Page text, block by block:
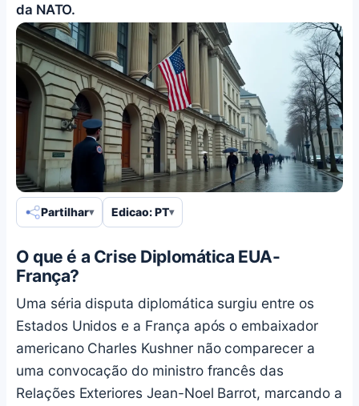
da NATO.
Partilhar Edicao: PT
O que é a Crise Diplomática EUA-
França?
Uma séria disputa diplomática surgiu entre os
Estados Unidos e a França após o embaixador
americano Charles Kushner não comparecer a
uma convocação do ministro francês das
Relações Exteriores Jean-Noel Barrot, marcando a